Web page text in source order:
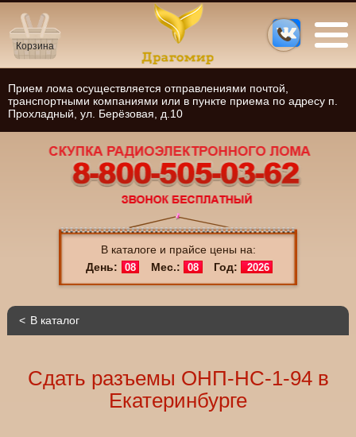
В каталоге и прайсе цены на:
День:
08 Мес.: 08 Год: 2026
Корзина
Прием лома осуществляется отправлениями почтой,
транспортными компаниями или в пункте приема по адресу п.
Прохладный, ул. Берёзовая, д.10
В каталог
Сдать разъемы ОНП-НС-1-94 в
Екатеринбурге